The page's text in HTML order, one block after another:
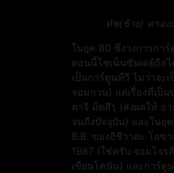
ทัช(ซ้าย) ครอ
ในยุค 80 ซึ่งวงการกา
ตอนนี้โชเน็นซันเดย์ถือ
เป็นการ์ตูนทีวี ไม่ว่าจะ
จอมกวน) แต่เรื่องที่เป็
ดาจิ มิตสึรุ (ส่งผลให้ อ
จนถึงปัจจุบัน) และในยุ
B.B. ของอิชิวาตะ โอซ
1987 (ใช่ครับ จอมโจร
เขียนโคนัน) และการ์ตู